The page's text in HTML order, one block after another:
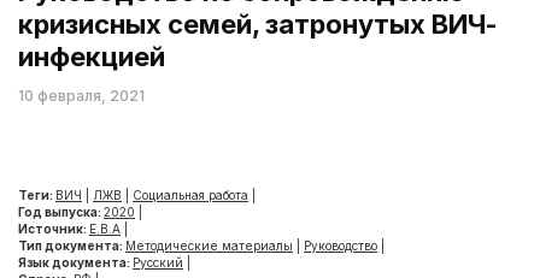
кризисных семей, затронутых ВИЧ-
инфекцией
10 февраля, 2021
Теги: ВИЧ ЛЖВ Социальная работа
Год выпуска: 2020
Источник: Е.В.А
Тип документа: Методические материалы Руководство
Язык документа: Русский